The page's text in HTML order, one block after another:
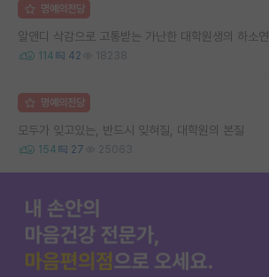
명예의전당
알앤디 삭감으로 고통받는 가난한 대학원생의 하소연
114 42 18238
명예의전당
모두가 잊고있는, 반드시 잊혀질, 대학원의 본질
154 27 25063